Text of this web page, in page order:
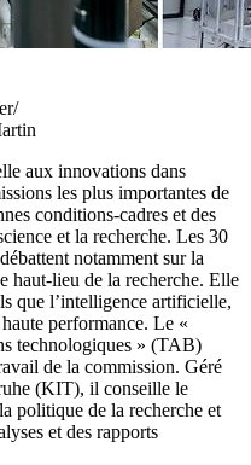
aux innovations dans
les plus importantes de
conditions-cadres et des
et la recherche. Les 30
notamment sur la
haut-lieu de la recherche. Elle
que l’intelligence artificielle,
performance. Le «
technologiques » (TAB)
de la commission. Géré
(KIT), il conseille le
politique de la recherche et
et des rapports